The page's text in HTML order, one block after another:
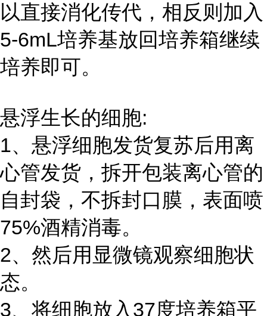
以直接消化传代，相反则加入
5-6mL培养基放回培养箱继续
培养即可。
悬浮生长的细胞:
1、悬浮细胞发货复苏后用离
心管发货，拆开包装离心管的
自封袋，不拆封口膜，表面喷
75%酒精消毒。
2、然后用显微镜观察细胞状
态。
3、将细胞放入37度培养箱平